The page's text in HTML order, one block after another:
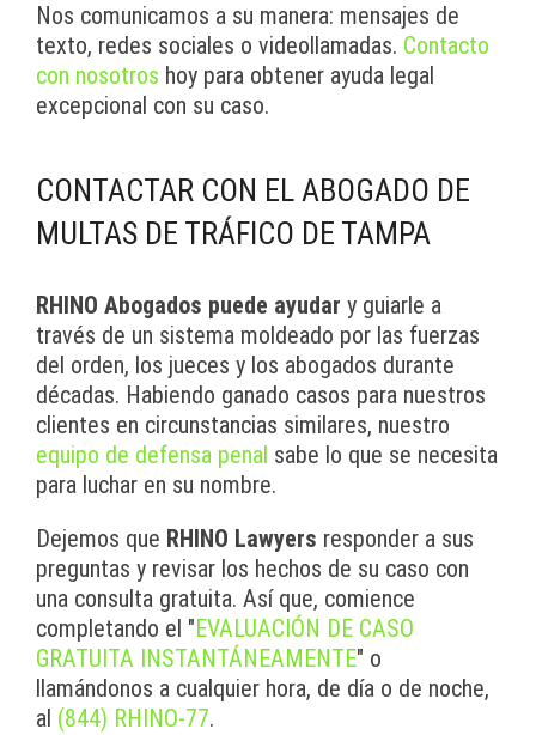
Nos comunicamos a su manera: mensajes de
texto, redes sociales o videollamadas. Contacto
con nosotros hoy para obtener ayuda legal
excepcional con su caso.
CONTACTAR CON EL ABOGADO DE
MULTAS DE TRÁFICO DE TAMPA
RHINO Abogados puede ayudar y guiarle a
través de un sistema moldeado por las fuerzas
del orden, los jueces y los abogados durante
décadas. Habiendo ganado casos para nuestros
clientes en circunstancias similares, nuestro
equipo de defensa penal sabe lo que se necesita
para luchar en su nombre.
Dejemos que RHINO Lawyers responder a sus
preguntas y revisar los hechos de su caso con
una consulta gratuita. Así que, comience
completando el "EVALUACIÓN DE CASO
GRATUITA INSTANTÁNEAMENTE" o
llamándonos a cualquier hora, de día o de noche,
al (844) RHINO-77.